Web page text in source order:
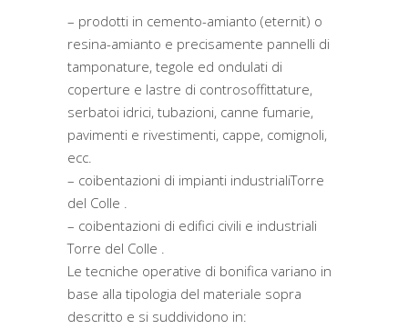
– prodotti in cemento-amianto (eternit) o
resina-amianto e precisamente pannelli di
tamponature, tegole ed ondulati di
coperture e lastre di controsoffittature,
serbatoi idrici, tubazioni, canne fumarie,
pavimenti e rivestimenti, cappe, comignoli,
ecc.
– coibentazioni di impianti industrialiTorre
del Colle .
– coibentazioni di edifici civili e industriali
Torre del Colle .
Le tecniche operative di bonifica variano in
base alla tipologia del materiale sopra
descritto e si suddividono in: